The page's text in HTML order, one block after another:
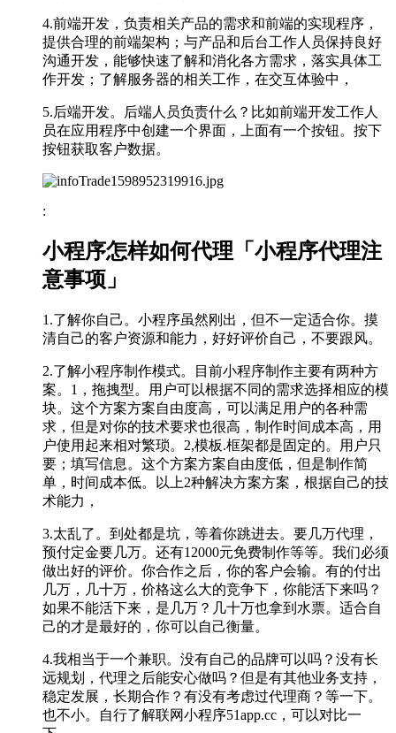
4.前端开发，负责相关产品的需求和前端的实现程序，
提供合理的前端架构；与产品和后台工作人员保持良好
沟通开发，能够快速了解和消化各方需求，落实具体工
作开发；了解服务器的相关工作，在交互体验中，
5.后端开发。后端人员负责什么？比如前端开发工作人
员在应用程序中创建一个界面，上面有一个按钮。按下
按钮获取客户数据。
:
小程序怎样如何代理「小程序代理注
意事项」
1.了解你自己。小程序虽然刚出，但不一定适合你。摸
清自己的客户资源和能力，好好评价自己，不要跟风。
2.了解小程序制作模式。目前小程序制作主要有两种方
案。1，拖拽型。用户可以根据不同的需求选择相应的模
块。这个方案方案自由度高，可以满足用户的各种需
求，但是对你的技术要求也很高，制作时间成本高，用
户使用起来相对繁琐。2,模板.框架都是固定的。用户只
要；填写信息。这个方案方案自由度低，但是制作简
单，时间成本低。以上2种解决方案方案，根据自己的技
术能力，
3.太乱了。到处都是坑，等着你跳进去。要几万代理，
预付定金要几万。还有12000元免费制作等等。我们必须
做出好的评价。你合作之后，你的客户会输。有的付出
几万，几十万，价格这么大的竞争下，你能活下来吗？
如果不能活下来，是几万？几十万也拿到水票。适合自
己的才是最好的，你可以自己衡量。
4.我相当于一个兼职。没有自己的品牌可以吗？没有长
远规划，代理之后能安心做吗？但是有其他业务支持，
稳定发展，长期合作？有没有考虑过代理商？等一下。
也不小。自行了解联网小程序51app.cc，可以对比一